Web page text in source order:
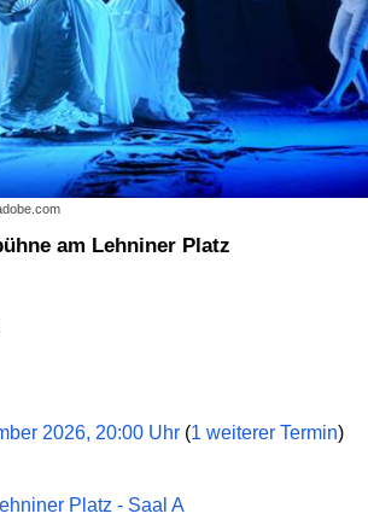
am Lehniner Platz
2026, 20:00 Uhr (1 weiterer Termin)
Platz - Saal A